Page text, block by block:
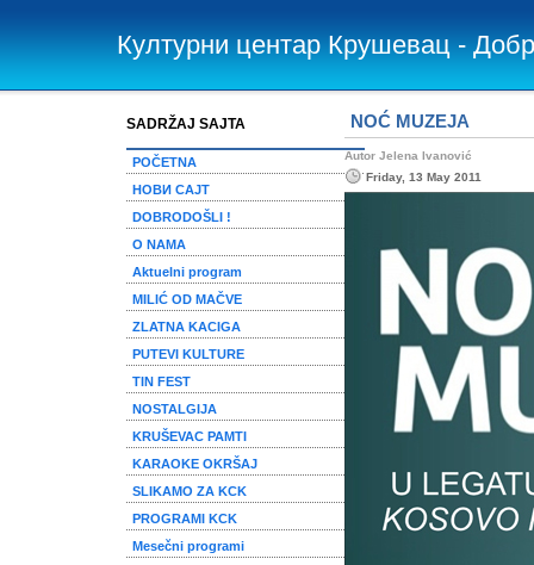
Културни центар Крушевац -
SADRŽAJ SAJTA
POČETNA
НОВИ САЈТ
DOBRODOŠLI !
O NAMA
Aktuelni program
MILIĆ OD MAČVE
ZLATNA KACIGA
PUTEVI KULTURE
TIN FEST
NOSTALGIJA
KRUŠEVAC PAMTI
KARAOKE OKRŠAJ
SLIKAMO ZA KCK
PROGRAMI KCK
Mesečni programi
NOĆ MUZEJA
Autor Jelena Ivanović
Friday, 13 May 2011